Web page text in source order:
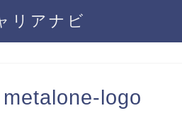
リアナビ
metalone-logo